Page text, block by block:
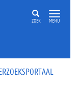
ZOEK MENU